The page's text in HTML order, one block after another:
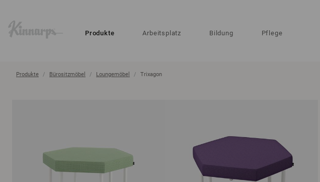
Produkte Arbeitsplatz Bildung Pflege
Produkte Bürositzmöbel Loungemöbel Trixagon